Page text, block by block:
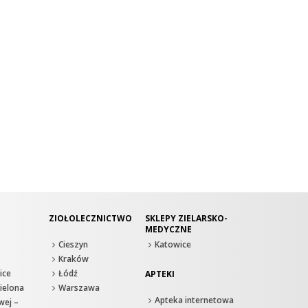
–
ZIOŁOLECZNICTWO
Cieszyn
Kraków
Łódź
Warszawa
SKLEPY ZIELARSKO-
MEDYCZNE
Katowice
APTEKI
Apteka internetowa